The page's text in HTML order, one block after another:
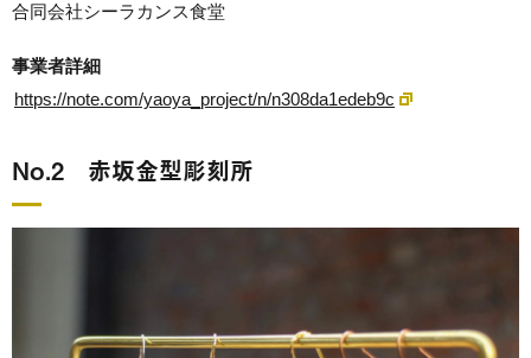
合同会社シーラカンス食堂
事業者詳細
https://note.com/yaoya_project/n/n308da1edeb9c
No.2 赤坂金型彫刻所